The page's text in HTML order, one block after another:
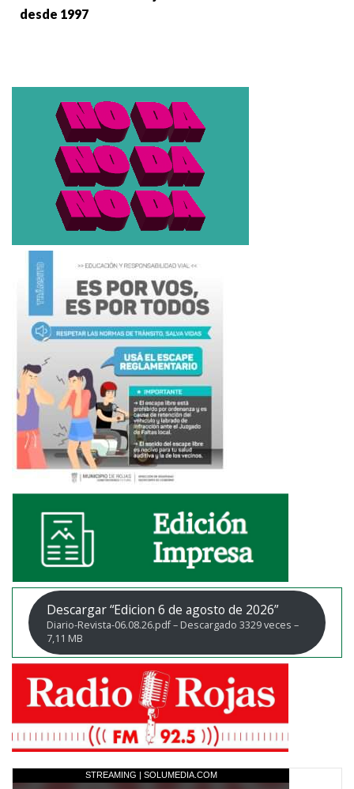
desde 1997
Descargar “Edicion 6 de agosto de 2026”
Diario-Revista-06.08.26.pdf – Descargado 3329 veces –
7,11 MB